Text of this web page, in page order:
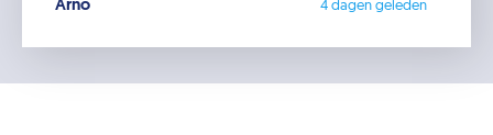
Arno 4 dagen geleden